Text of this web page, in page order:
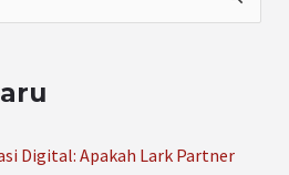
Digital: Apakah Lark Partner